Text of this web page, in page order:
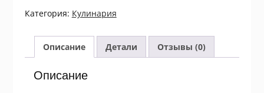
-
просто
(Коллекция
лучших
рецептов)
Категория: Кулинария
Описание Детали Отзывы (0)
Описание